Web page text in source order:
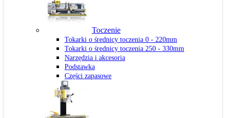
Toczenie
Tokarki o średnicy toczenia 0 - 220mm
Tokarki o średnicy toczenia 250 - 330mm
Narzędzia i akcesoria
Podstawka
Części zapasowe